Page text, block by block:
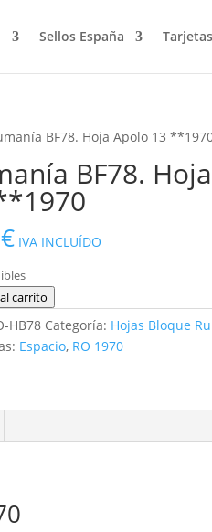
Sellos España Tarjetas
BF78. Hoja Apolo 13
BF78.
€ IVA INCLUÍDO
carrito
HB78 Categoría: Hojas Bloque
Espacio, RO 1970